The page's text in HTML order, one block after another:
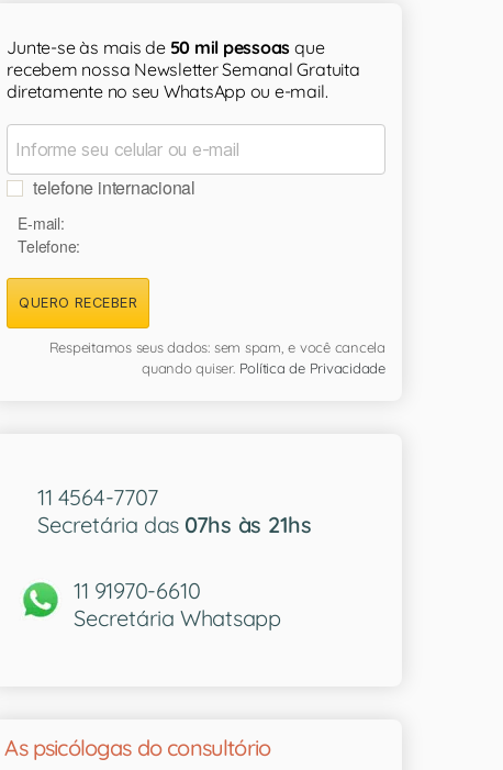
Junte-se às mais de 50 mil pessoas que
recebem nossa Newsletter Semanal Gratuita
diretamente no seu WhatsApp ou e-mail.
telefone internacional
E-mail:
Telefone:
QUERO RECEBER
Respeitamos seus dados: sem spam, e você cancela
quando quiser. Política de Privacidade
11 4564-7707
Secretária das 07hs às 21hs
11 91970-6610
Secretária Whatsapp
As psicólogas do consultório